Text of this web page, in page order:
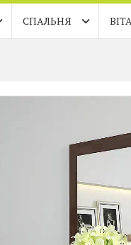
СПАЛЬНЯ